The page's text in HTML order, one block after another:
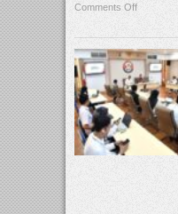
Comments Off